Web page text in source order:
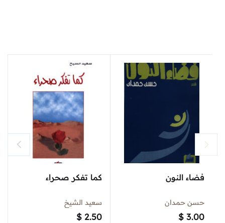
كما تفكر صحراء
سعيد الشيخ
$ 2.50
فضاء النون
حسن حمدان
$ 3.00